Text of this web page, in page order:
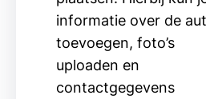
informatie over de
toevoegen, foto’s
uploaden en
contactgegevens